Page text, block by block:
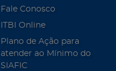
Fale Conosco
ITBI Online
Plano de Ação para
atender ao Mínimo do
SIAFIC